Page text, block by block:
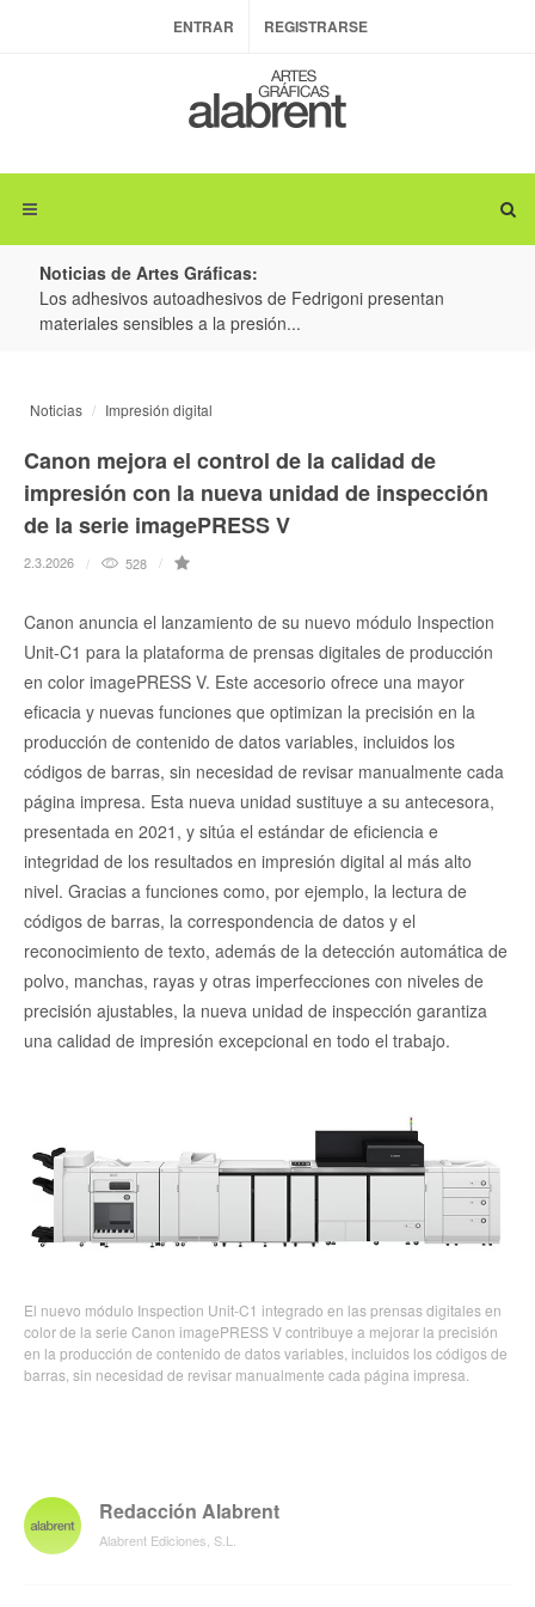
ENTRAR REGISTRARSE
Noticias de Artes Gráficas:
Los adhesivos autoadhesivos de Fedrigoni presentan
materiales sensibles a la presión...
Noticias Impresión digital
Canon mejora el control de la calidad de
impresión con la nueva unidad de inspección
de la serie imagePRESS V
2.3.2026 528
Canon anuncia el lanzamiento de su nuevo módulo Inspection
Unit-C1 para la plataforma de prensas digitales de producción
en color imagePRESS V. Este accesorio ofrece una mayor
eficacia y nuevas funciones que optimizan la precisión en la
producción de contenido de datos variables, incluidos los
códigos de barras, sin necesidad de revisar manualmente cada
página impresa. Esta nueva unidad sustituye a su antecesora,
presentada en 2021, y sitúa el estándar de eficiencia e
integridad de los resultados en impresión digital al más alto
nivel. Gracias a funciones como, por ejemplo, la lectura de
códigos de barras, la correspondencia de datos y el
reconocimiento de texto, además de la detección automática de
polvo, manchas, rayas y otras imperfecciones con niveles de
precisión ajustables, la nueva unidad de inspección garantiza
una calidad de impresión excepcional en todo el trabajo.
El nuevo módulo Inspection Unit-C1 integrado en las prensas digitales en
color de la serie Canon imagePRESS V contribuye a mejorar la precisión
en la producción de contenido de datos variables, incluidos los códigos de
barras, sin necesidad de revisar manualmente cada página impresa.
Redacción Alabrent
Alabrent Ediciones, S.L.